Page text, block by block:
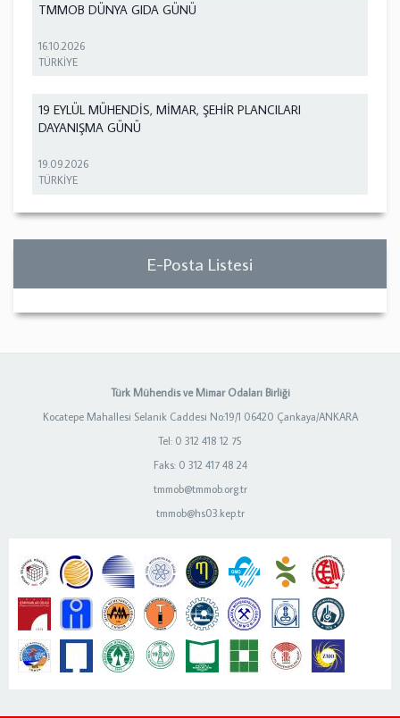
TMMOB DÜNYA GIDA GÜNÜ
16.10.2026
TÜRKİYE
19 EYLÜL MÜHENDİS, MİMAR, ŞEHİR PLANCILARI
DAYANIŞMA GÜNÜ
19.09.2026
TÜRKİYE
E-Posta Listesi
Türk Mühendis ve Mimar Odaları Birliği
Kocatepe Mahallesi Selanik Caddesi No:19/1 06420 Çankaya/ANKARA
Tel: 0 312 418 12 75
Faks: 0 312 417 48 24
tmmob@tmmob.org.tr
tmmob@hs03.kep.tr